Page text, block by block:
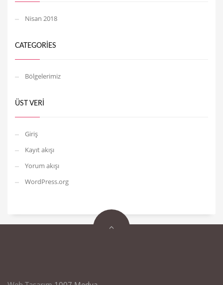
Nisan 2018
CATEGORIES
Bölgelerimiz
ÜST VERI
Giriş
Kayıt akışı
Yorum akışı
WordPress.org